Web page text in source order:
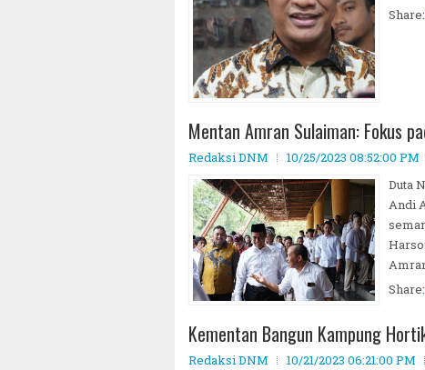
Share:
Mentan Amran Sulaiman: Fokus
Redaksi DNM 10/25/2023 08:52:00 PM
Duta
Andi
Share:
Kementan Bangun Kampung
Redaksi DNM 10/21/2023 06:21:00 PM